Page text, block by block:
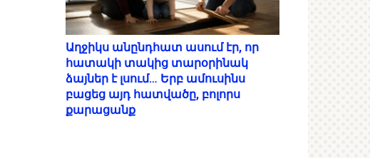
Աղջիկս անընդհատ ասում էր, որ
հատակի տակից տարօրինակ
ձայներ է լսում… Երբ ամուսինս
բացեց այդ հատվածը, բոլորս
քարացանք